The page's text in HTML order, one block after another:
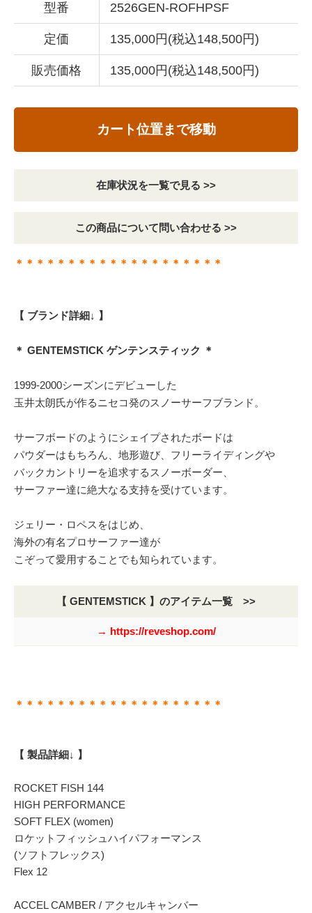
型番 2526GEN-ROFHPSF
定価 135,000円(税込148,500円)
販売価格 135,000円(税込148,500円)
カート位置まで移動
在庫状況を一覧で見る >>
この商品について問い合わせる >>
＊＊＊＊＊＊＊＊＊＊＊＊＊＊＊＊＊＊＊＊
【 ブランド詳細↓ 】
＊ GENTEMSTICK ゲンテンスティック ＊
1999-2000シーズンにデビューした
玉井太朗氏が作るニセコ発のスノーサーフブランド。
サーフボードのようにシェイプされたボードは
パウダーはもちろん、地形遊び、フリーライディングや
バックカントリーを追求するスノーボーダー、
サーファー達に絶大なる支持を受けています。
ジェリー・ロペスをはじめ、
海外の有名プロサーファー達が
こぞって愛用することでも知られています。
【 GENTEMSTICK 】のアイテム一覧 >>
→ https://reveshop.com/
＊＊＊＊＊＊＊＊＊＊＊＊＊＊＊＊＊＊＊＊
【 製品詳細↓ 】
ROCKET FISH 144
HIGH PERFORMANCE
SOFT FLEX (women)
ロケットフィッシュハイパフォーマンス
(ソフトフレックス)
Flex 12
ACCEL CAMBER / アクセルキャンバー